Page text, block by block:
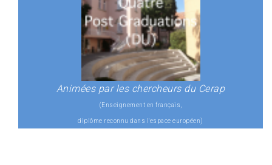
Animées par les chercheurs du Cerap
(Enseignement en français,
diplôme reconnu dans l'espace européen)